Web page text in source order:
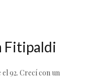
Fitipaldi
92. Crecí con un